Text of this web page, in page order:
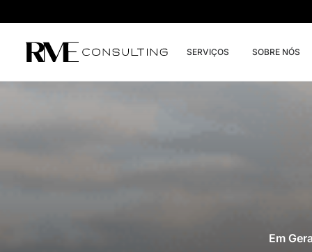
SERVIÇOS SOBRE NÓS
Em